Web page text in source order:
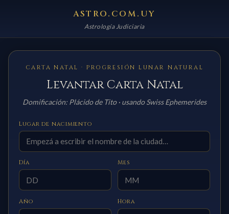
ASTRO.COM.UY
Astrología Judiciaria
CARTA NATAL · PROGRESIÓN LUNAR NATURAL
Levantar Carta Natal
Domificación: Plácido de Tito · usando Swiss Ephemerides
Lugar de nacimiento
Día Mes
Año Hora